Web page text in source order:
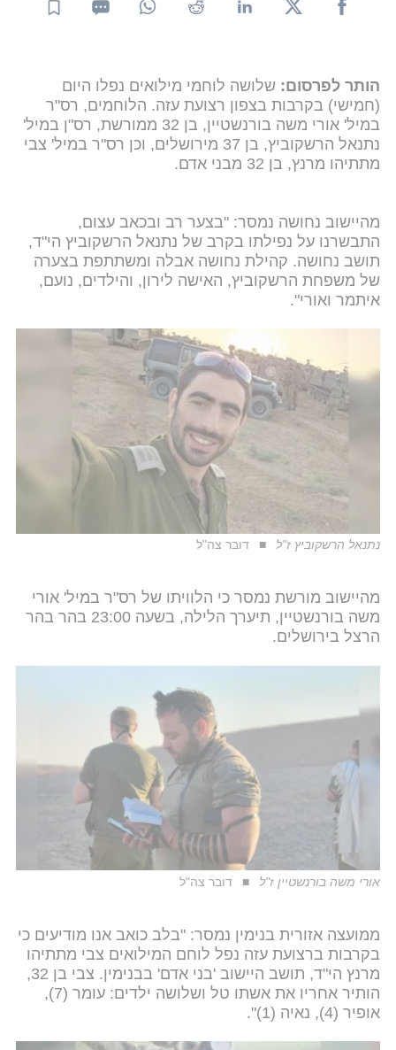
הותר לפרסום: שלושה לוחמי מילואים נפלו היום
(חמישי) בקרבות בצפון רצועת עזה. הלוחמים, רס"ר
במיל' אורי משה בורנשטיין, בן 32 ממורשת, רס"ן במיל'
נתנאל הרשקוביץ, בן 37 מירושלים, וכן רס"ר במיל' צבי
מתתיהו מרנץ, בן 32 מבני אדם.
מהיישוב נחושה נמסר: "בצער רב ובכאב עצום,
התבשרנו על נפילתו בקרב של נתנאל הרשקוביץ הי"ד,
תושב נחושה. קהילת נחושה אבלה ומשתתפת בצערה
של משפחת הרשקוביץ, האישה לירון, והילדים, נועם,
איתמר ואורי".
נתנאל הרשקוביץ ז"ל דובר צה"ל
מהיישוב מורשת נמסר כי הלוויתו של רס"ר במיל' אורי
משה בורנשטיין, תיערך הלילה, בשעה 23:00 בהר בהר
הרצל בירושלים.
אורי משה בורנשטיין ז"ל דובר צה"ל
ממועצה אזורית בנימין נמסר: "בלב כואב אנו מודיעים כי
בקרבות ברצועת עזה נפל לוחם המילואים צבי מתתיהו
מרנץ הי"ד, תושב היישוב 'בני אדם' בבנימין. צבי בן 32,
הותיר אחריו את אשתו טל ושלושה ילדים: עומר (7),
אופיר (4), נאיה (1)".